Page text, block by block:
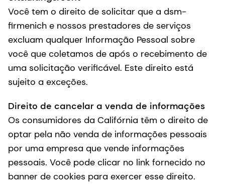
Você tem o direito de solicitar que a dsm-
firmenich e nossos prestadores de serviços
excluam qualquer Informação Pessoal sobre
você que coletamos de após o recebimento de
uma solicitação verificável. Este direito está
sujeito a exceções.
Direito de cancelar a venda de informações
Os consumidores da Califórnia têm o direito de
optar pela não venda de informações pessoais
por uma empresa que vende informações
pessoais. Você pode clicar no link fornecido no
banner de cookies para exercer esse direito.